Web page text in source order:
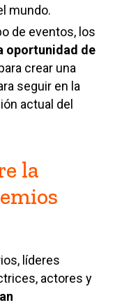
mundo.
de eventos, los
oportunidad de
crear una
seguir en la
actual del
la
líderes
actores y